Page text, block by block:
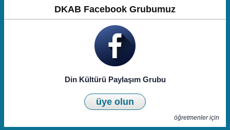
DKAB Facebook Grubumuz
Din Kültürü Paylaşım Grubu
üye olun
öğretmenler için